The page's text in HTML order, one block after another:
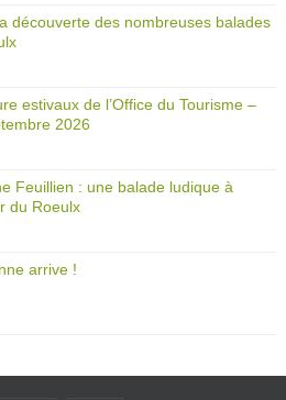
découverte des nombreuses balades
estivaux de l’Office du Tourisme –
2026
Feuillien : une balade ludique à
du Roeulx
arrive !